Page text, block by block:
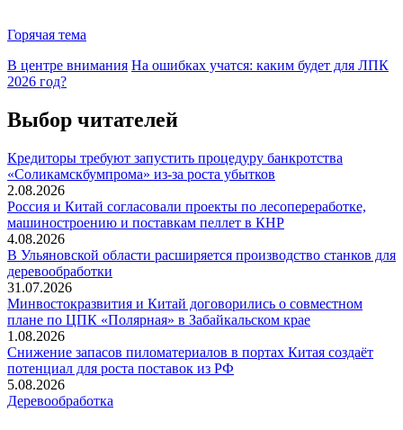
Горячая тема
В центре внимания На ошибках учатся: каким будет для ЛПК
2026 год?
Выбор читателей
Кредиторы требуют запустить процедуру банкротства
«Соликамскбумпрома» из-за роста убытков
2.08.2026
Россия и Китай согласовали проекты по лесопереработке,
машиностроению и поставкам пеллет в КНР
4.08.2026
В Ульяновской области расширяется производство станков для
деревообработки
31.07.2026
Минвостокразвития и Китай договорились о совместном
плане по ЦПК «Полярная» в Забайкальском крае
1.08.2026
Снижение запасов пиломатериалов в портах Китая создаёт
потенциал для роста поставок из РФ
5.08.2026
Деревообработка